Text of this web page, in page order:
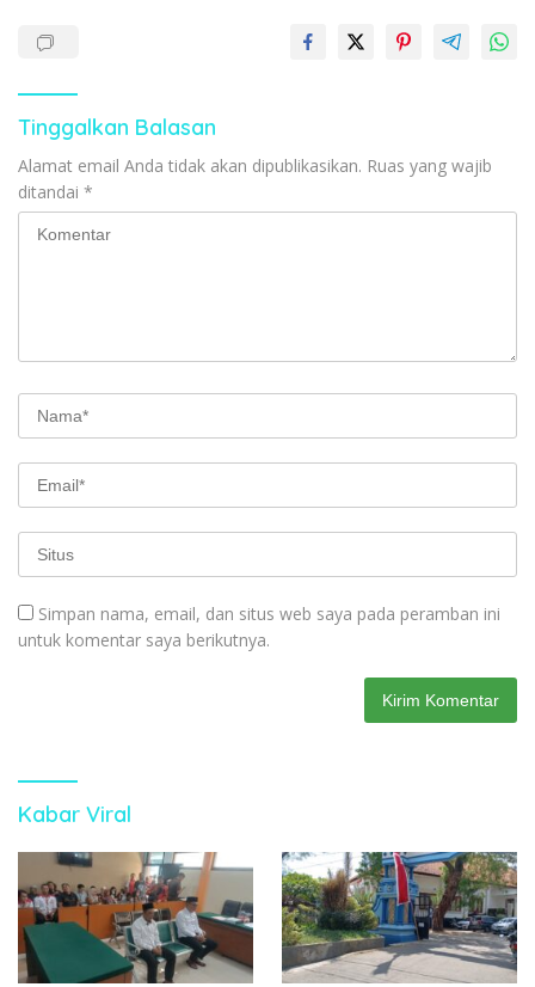
Tinggalkan Balasan
Alamat email Anda tidak akan dipublikasikan. Ruas yang wajib
ditandai *
Simpan nama, email, dan situs web saya pada peramban ini
untuk komentar saya berikutnya.
Kabar Viral